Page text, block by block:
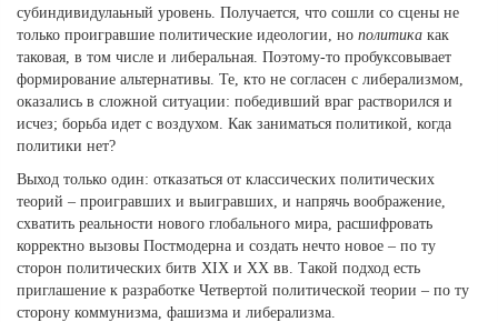
субиндивидулаьный уровень. Получается, что сошли со сцены не
только проигравшие политические идеологии, но политика как
таковая, в том числе и либеральная. Поэтому-то пробуксовывает
формирование альтернативы. Те, кто не согласен с либерализмом,
оказались в сложной ситуации: победивший враг растворился и
исчез; борьба идет с воздухом. Как заниматься политикой, когда
политики нет?
Выход только один: отказаться от классических политических
теорий – проигравших и выигравших, и напрячь воображение,
схватить реальности нового глобального мира, расшифровать
корректно вызовы Постмодерна и создать нечто новое – по ту
сторон политических битв XIX и XX вв. Такой подход есть
приглашение к разработке Четвертой политической теории – по ту
сторону коммунизма, фашизма и либерализма.